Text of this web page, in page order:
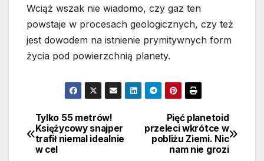
Wciąż wszak nie wiadomo, czy gaz ten
powstaje w procesach geologicznych, czy też
jest dowodem na istnienie prymitywnych form
życia pod powierzchnią planety.
Nawigacja
wpisu
Pięć planetoid
przeleci wkrótce w
pobliżu Ziemi. Nic
nam nie grozi
Tylko 55 metrów!
Księżycowy snajper
trafił niemal idealnie
w cel